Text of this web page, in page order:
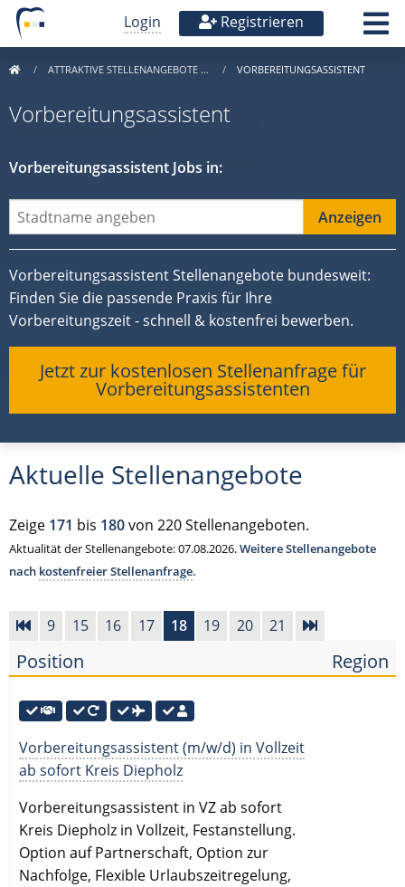
Login Registrieren
ATTRAKTIVE STELLENANGEBOTE … VORBEREITUNGSASSISTENT
Vorbereitungsassistent
Vorbereitungsassistent Jobs in:
Vorbereitungsassistent Stellenangebote bundesweit:
Finden Sie die passende Praxis für Ihre
Vorbereitungszeit - schnell & kostenfrei bewerben.
Jetzt zur kostenlosen Stellenanfrage für
Vorbereitungsassistenten
Aktuelle Stellenangebote
Zeige 171 bis 180von 220 Stellenangeboten.
Aktualität der Stellenangebote: 07.08.2026.Weitere Stellenangebote
nach kostenfreier Stellenanfrage.
9 15 16 17 18 19 20 21
Position Region
Vorbereitungsassistent (m/w/d) in Vollzeit
ab sofort Kreis Diepholz
Vorbereitungsassistent in VZ ab sofort
Kreis Diepholz in Vollzeit, Festanstellung.
Option auf Partnerschaft, Option zur
Nachfolge, Flexible Urlaubszeitregelung,